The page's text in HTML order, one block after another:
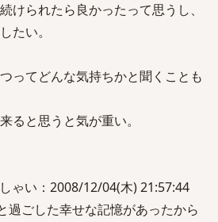
けられたら良かったって思うし、
たい。
ってどんな気持ちかと聞くことも
ると思うと気が重い。
ゃい：2008/12/04(木) 21:57:44
過ごした幸せな記憶があったから